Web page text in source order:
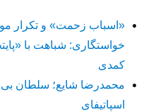
«اسباب زحمت» و تکرار
کمدی
محمدرضا شایع؛ سلطان
اسپاتیفای